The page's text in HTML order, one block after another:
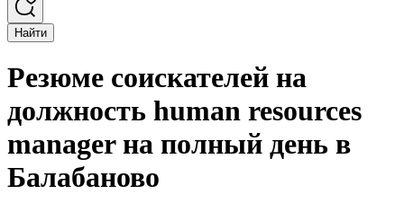
Найти
Резюме соискателей на
должность human resources
manager на полный день в
Балабаново